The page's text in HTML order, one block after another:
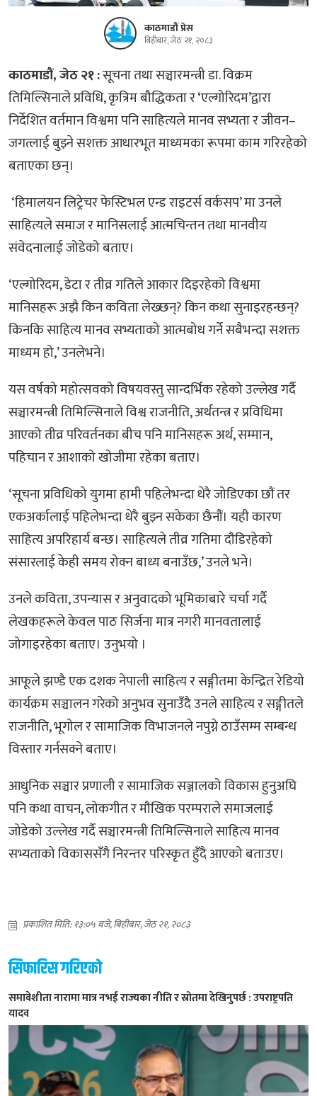
काठमाडौं प्रेस
बिहीबार, जेठ २१, २०८३
काठमाडौं, जेठ २१ :सूचना तथा सञ्चारमन्त्री डा. विक्रम
तिमिल्सिनाले प्रविधि, कृत्रिम बौद्धिकता र ‘एल्गोरिदम’द्वारा
निर्देशित वर्तमान विश्वमा पनि साहित्यले मानव सभ्यता र जीवन–
जगत्लाई बुझ्ने सशक्त आधारभूत माध्यमका रूपमा काम गरिरहेको
बताएका छन्।
‘हिमालयन लिट्रेचर फेस्टिभल एन्ड राइटर्स वर्कसप’ मा उनले
साहित्यले समाज र मानिसलाई आत्मचिन्तन तथा मानवीय
संवेदनालाई जोडेको बताए।
‘एल्गोरिदम, डेटा र तीव्र गतिले आकार दिइरहेको विश्वमा
मानिसहरू अझै किन कविता लेख्छन्? किन कथा सुनाइरहन्छन्?
किनकि साहित्य मानव सभ्यताको आत्मबोध गर्ने सबैभन्दा सशक्त
माध्यम हो,’ उनलेभने।
यस वर्षको महोत्सवको विषयवस्तु सान्दर्भिक रहेको उल्लेख गर्दै
सञ्चारमन्त्री तिमिल्सिनाले विश्व राजनीति, अर्थतन्त्र र प्रविधिमा
आएको तीव्र परिवर्तनका बीच पनि मानिसहरू अर्थ, सम्मान,
पहिचान र आशाको खोजीमा रहेका बताए।
‘सूचना प्रविधिको युगमा हामी पहिलेभन्दा धेरै जोडिएका छौं तर
एकअर्कालाई पहिलेभन्दा धेरै बुझ्न सकेका छैनौं। यही कारण
साहित्य अपरिहार्य बन्छ। साहित्यले तीव्र गतिमा दौडिरहेको
संसारलाई केही समय रोक्न बाध्य बनाउँछ,’ उनले भने।
उनले कविता, उपन्यास र अनुवादको भूमिकाबारे चर्चा गर्दै
लेखकहरूले केवल पाठ सिर्जना मात्र नगरी मानवतालाई
जोगाइरहेका बताए। उनुभयो ।
आफूले झण्डै एक दशक नेपाली साहित्य र सङ्गीतमा केन्द्रित रेडियो
कार्यक्रम सञ्चालन गरेको अनुभव सुनाउँदै उनले साहित्य र सङ्गीतले
राजनीति, भूगोल र सामाजिक विभाजनले नपुग्ने ठाउँसम्म सम्बन्ध
विस्तार गर्नसक्ने बताए।
आधुनिक सञ्चार प्रणाली र सामाजिक सञ्जालको विकास हुनुअघि
पनि कथा वाचन, लोकगीत र मौखिक परम्पराले समाजलाई
जोडेको उल्लेख गर्दै सञ्चारमन्त्री तिमिल्सिनाले साहित्य मानव
सभ्यताको विकाससँगै निरन्तर परिस्कृत हुँदै आएको बताउए।
प्रकाशित मिति: १३:०५ बजे, बिहीबार, जेठ २१, २०८३
सिफारिस गरिएको
समावेशीता नारामा मात्र नभई राज्यका नीति र स्रोतमा देखिनुपर्छ : उपराष्ट्रपति
यादव